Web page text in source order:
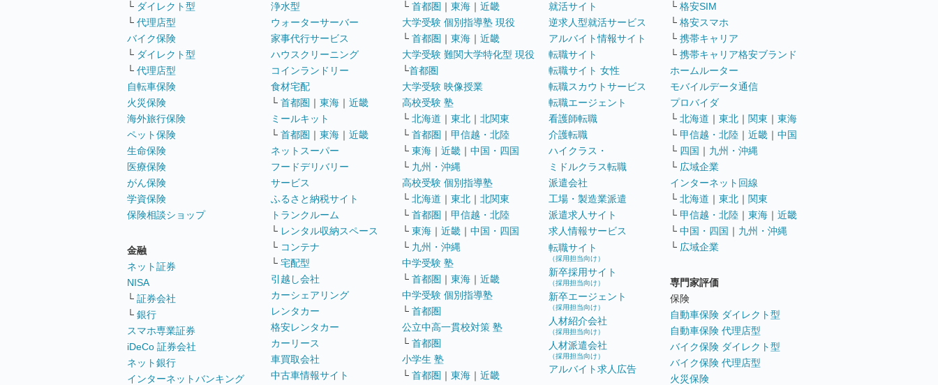
└ ダイレクト型
└ 代理店型
バイク保険
└ ダイレクト型
└ 代理店型
自転車保険
火災保険
海外旅行保険
ペット保険
生命保険
医療保険
がん保険
学資保険
保険相談ショップ
金融
ネット証券
NISA
└ 証券会社
└ 銀行
スマホ専業証券
iDeCo 証券会社
ネット銀行
インターネットバンキング
浄水型
ウォーターサーバー
家事代行サービス
ハウスクリーニング
コインランドリー
食材宅配
└ 首都圏 ｜ 東海 ｜ 近畿
ミールキット
└ 首都圏 ｜ 東海 ｜ 近畿
ネットスーパー
フードデリバリー
サービス
ふるさと納税サイト
トランクルーム
└ レンタル収納スペース
└ コンテナ
└ 宅配型
引越し会社
カーシェアリング
レンタカー
格安レンタカー
カーリース
車買取会社
中古車情報サイト
└ 首都圏 ｜ 東海 ｜ 近畿
大学受験 個別指導塾 現役
└ 首都圏 ｜ 東海 ｜ 近畿
大学受験 難関大学特化型 現役
└首都圏
大学受験 映像授業
高校受験 塾
└ 北海道 ｜ 東北 ｜ 北関東
└ 首都圏 ｜ 甲信越・北陸
└ 東海 ｜ 近畿 ｜ 中国・四国
└ 九州・沖縄
高校受験 個別指導塾
└ 北海道 ｜ 東北 ｜ 北関東
└ 首都圏 ｜ 甲信越・北陸
└ 東海 ｜ 近畿 ｜ 中国・四国
└ 九州・沖縄
中学受験 塾
└ 首都圏 ｜ 東海 ｜ 近畿
中学受験 個別指導塾
└ 首都圏
公立中高一貫校対策 塾
└ 首都圏
小学生 塾
└ 首都圏 ｜ 東海 ｜ 近畿
就活サイト
逆求人型就活サービス
アルバイト情報サイト
転職サイト
転職サイト 女性
転職スカウトサービス
転職エージェント
看護師転職
介護転職
ハイクラス・
ミドルクラス転職
派遣会社
工場・製造業派遣
派遣求人サイト
求人情報サービス
転職サイト
（採用担当向け）
新卒採用サイト
（採用担当向け）
新卒エージェント
（採用担当向け）
人材紹介会社
（採用担当向け）
人材派遣会社
（採用担当向け）
アルバイト求人広告
└ 格安SIM
└ 格安スマホ
└ 携帯キャリア
└ 携帯キャリア格安ブランド
ホームルーター
モバイルデータ通信
プロバイダ
└ 北海道 ｜ 東北 ｜ 関東 ｜ 東海
└ 甲信越・北陸 ｜ 近畿 ｜ 中国
└ 四国 ｜ 九州・沖縄
└ 広域企業
インターネット回線
└ 北海道 ｜ 東北 ｜ 関東
└ 甲信越・北陸 ｜ 東海 ｜ 近畿
└ 中国・四国 ｜ 九州・沖縄
└ 広域企業
専門家評価
保険
自動車保険 ダイレクト型
自動車保険 代理店型
バイク保険 ダイレクト型
バイク保険 代理店型
火災保険